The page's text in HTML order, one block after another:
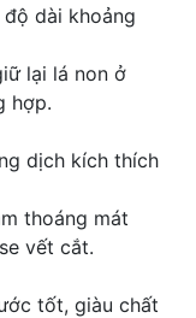
dài khoảng
lại lá non ở
hợp.
dịch kích thích
thoáng mát
vết cắt.
tốt, giàu chất